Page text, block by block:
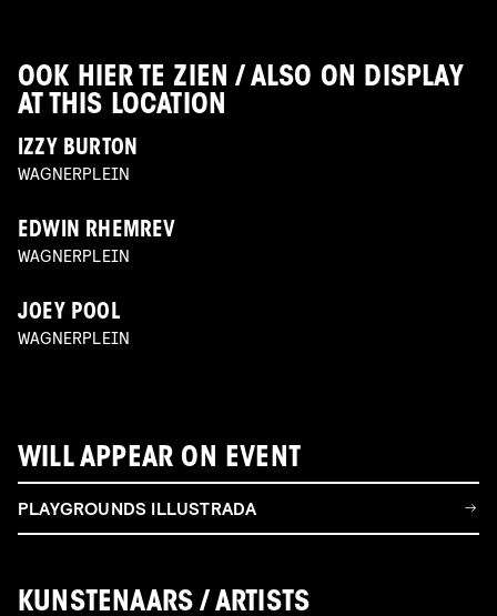
OOK HIER TE ZIEN / ALSO ON DISPLAY
AT THIS LOCATION
IZZY BURTON
WAGNERPLEIN
EDWIN RHEMREV
WAGNERPLEIN
JOEY POOL
WAGNERPLEIN
WILL APPEAR ON EVENT
PLAYGROUNDS ILLUSTRADA
KUNSTENAARS / ARTISTS